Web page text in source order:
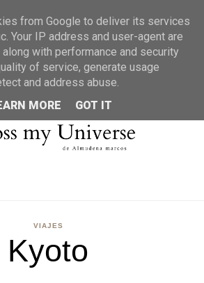
VIAJES
Kyoto
from Google to deliver its services
Your IP address and user-agent are
with performance and security
of service, generate usage
and address abuse.
MORE
GOT IT